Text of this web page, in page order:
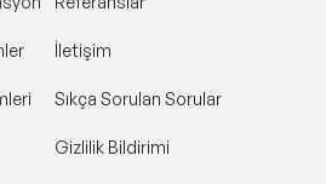
İletişim
Sıkça Sorulan Sorular
Gizlilik Bildirimi